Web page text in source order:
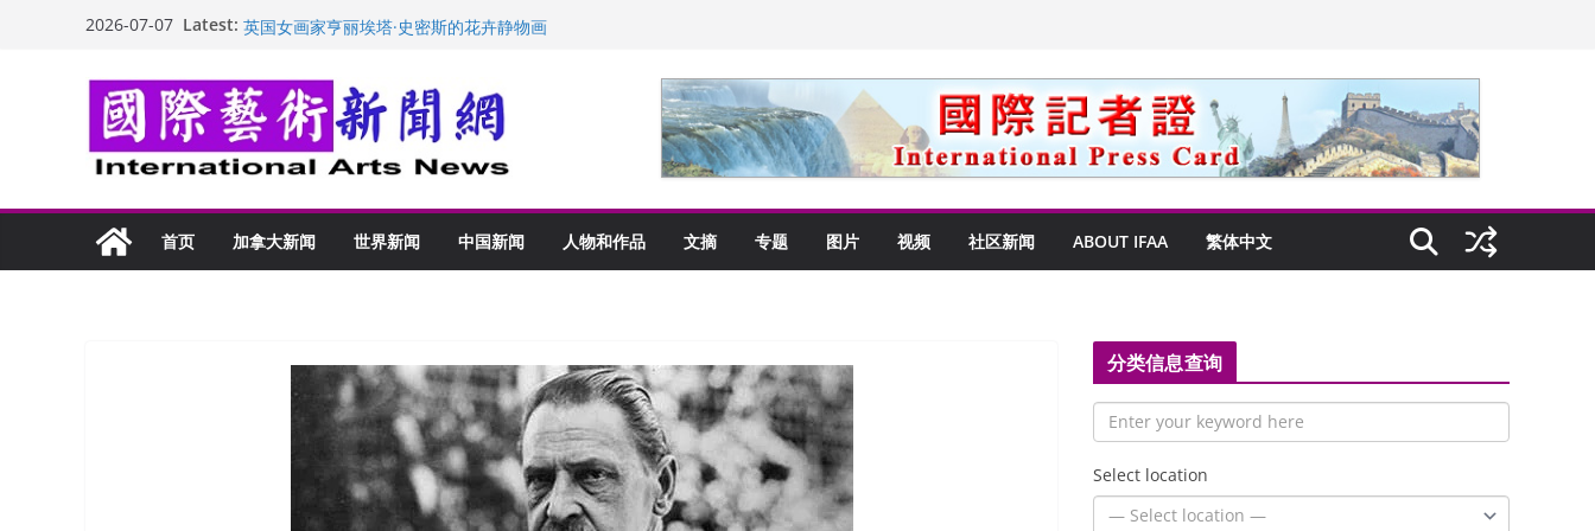
2026-07-07 Latest: “梵心”归处：一场展览 连着攀枝花的千里乡愁
玛丽安娜·卡拉切娃的绘画：幽默和难以言喻的快乐
苏方 ：“字”得其乐
首页 加拿大新闻 世界新闻 中国新闻 人物和作品 文摘 专题 图片 视频 社区新闻 ABOUT IFAA 繁体中文
分类信息查询
Select location